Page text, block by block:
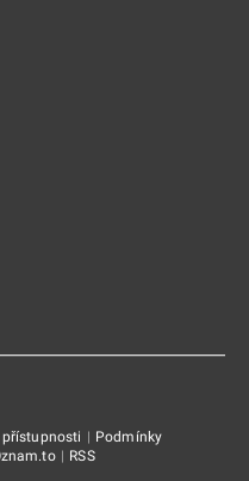
kartě
na nové kartě
otevře na nové kartě
| Podmínky
| RSS